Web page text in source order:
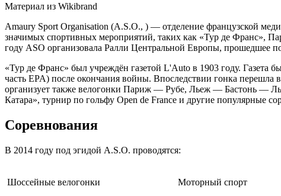
Материал из Wikibrand
Amaury Sport Organisation (A.S.O., ) — отделение французской
значимых спортивных мероприятий, таких как «Тур де Франс»,
году ASO организовала Ралли Центральной Европы, прошедшее
«Тур де Франс» был учреждён газетой L'Auto в 1903 году. Газета
часть EPA) после окончания войны. Впоследствии гонка перешла
организует также велогонки Париж — Рубе, Льеж — Бастонь —
Катара», турнир по гольфу Open de France и другие популярные
Соревнования
В 2014 году под эгидой A.S.O. проводятся:
Шоссейные велогонки
Моторный спорт